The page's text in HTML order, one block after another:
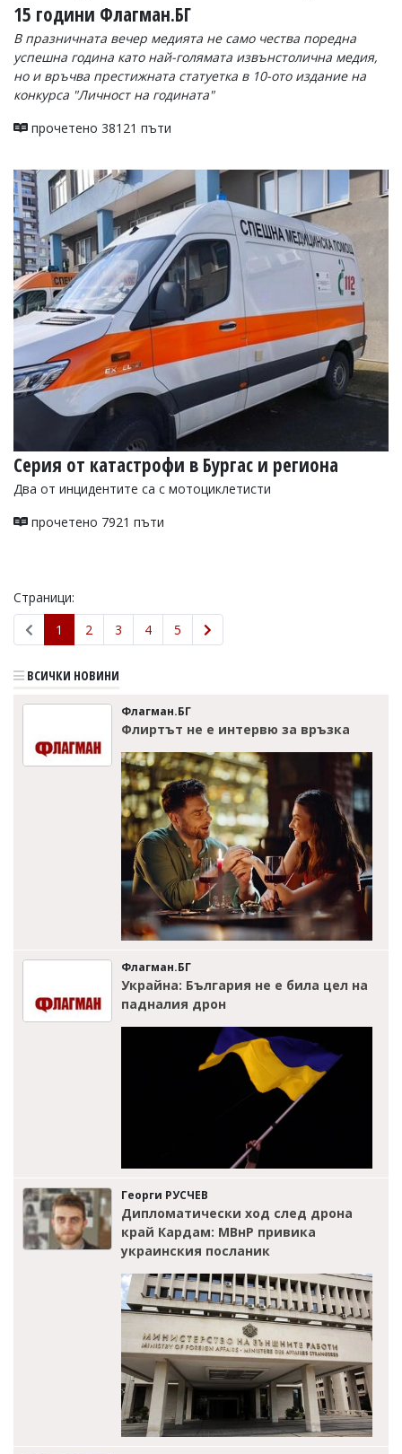
15 години Флагман.БГ
В празничната вечер медията не само чества поредна
успешна година като най-голямата извънстолична медия,
но и връчва престижната статуетка в 10-ото издание на
конкурса "Личност на годината"
прочетено 38121 пъти
Серия от катастрофи в Бургас и региона
Два от инцидентите са с мотоциклетисти
прочетено 7921 пъти
Страници:
1
2 3 4 5
ВСИЧКИ НОВИНИ
Флагман.БГ
Флиртът не е интервю за връзка
Флагман.БГ
Украйна: България не е била цел на
падналия дрон
Георги РУСЧЕВ
Дипломатически ход след дрона
край Кардам: МВнР привика
украинския посланик